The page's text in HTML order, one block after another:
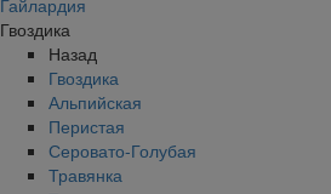
Гайлардия
Гвоздика
Назад
Гвоздика
Альпийская
Перистая
Серовато-Голубая
Травянка